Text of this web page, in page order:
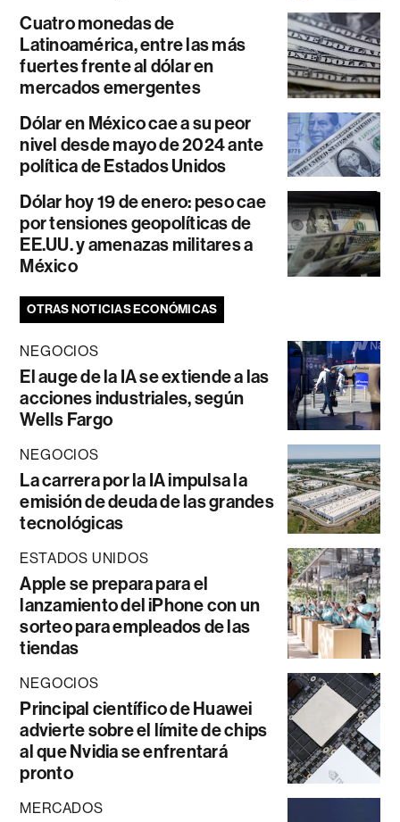
Cuatro monedas de
Latinoamérica, entre las más
fuertes frente al dólar en
mercados emergentes
Dólar en México cae a su peor
nivel desde mayo de 2024 ante
política de Estados Unidos
Dólar hoy 19 de enero: peso cae
por tensiones geopolíticas de
EE.UU. y amenazas militares a
México
OTRAS NOTICIAS ECONÓMICAS
NEGOCIOS
El auge de la IA se extiende a las
acciones industriales, según
Wells Fargo
NEGOCIOS
La carrera por la IA impulsa la
emisión de deuda de las grandes
tecnológicas
ESTADOS UNIDOS
Apple se prepara para el
lanzamiento del iPhone con un
sorteo para empleados de las
tiendas
NEGOCIOS
Principal científico de Huawei
advierte sobre el límite de chips
al que Nvidia se enfrentará
pronto
MERCADOS